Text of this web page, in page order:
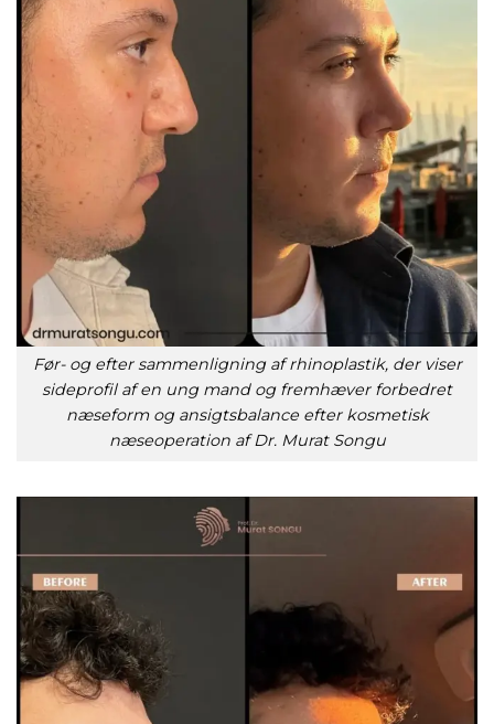
Før- og efter sammenligning af rhinoplastik, der viser
sideprofil af en ung mand og fremhæver forbedret
næseform og ansigtsbalance efter kosmetisk
næseoperation af Dr. Murat Songu